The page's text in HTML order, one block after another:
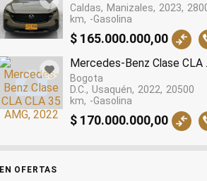
Caldas Manizales 2023
km
-Gasolina
$ 165.000.000,00
Mercedes-Benz Clase CLA
Bogota
D.C.
Usaquén 2022
20500
km
-Gasolina
$ 170.000.000,00
EN OFERTAS